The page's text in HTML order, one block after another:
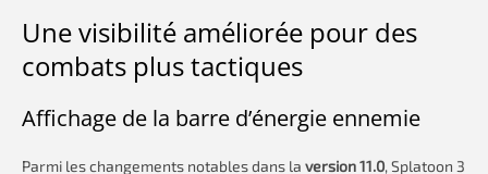
Une visibilité améliorée pour des
combats plus tactiques
Affichage de la barre d’énergie ennemie
Parmi les changements notables dans la version 11.0, Splatoon 3